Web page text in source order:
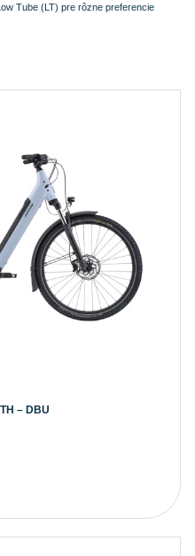
Tube (LT) pre rôzne preferencie
– DBU